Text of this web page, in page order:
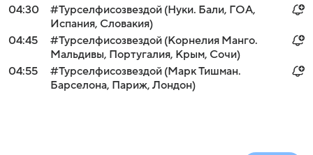
04:30
#Турселфисозвездой (Нуки. Бали, ГОА,
Испания, Словакия)
04:45
#Турселфисозвездой (Корнелия Манго.
Мальдивы, Португалия, Крым, Сочи)
04:55
#Турселфисозвездой (Марк Тишман.
Барселона, Париж, Лондон)